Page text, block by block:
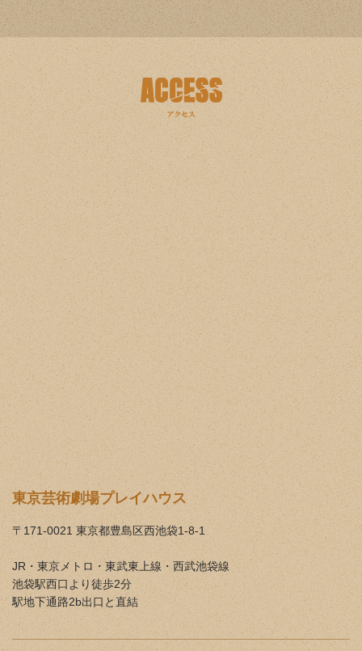
東京芸術劇場プレイハウス
〒171-0021 東京都豊島区西池袋1-8-1
JR・東京メトロ・東武東上線・西武池袋線
池袋駅西口より徒歩2分
駅地下通路2b出口と直結